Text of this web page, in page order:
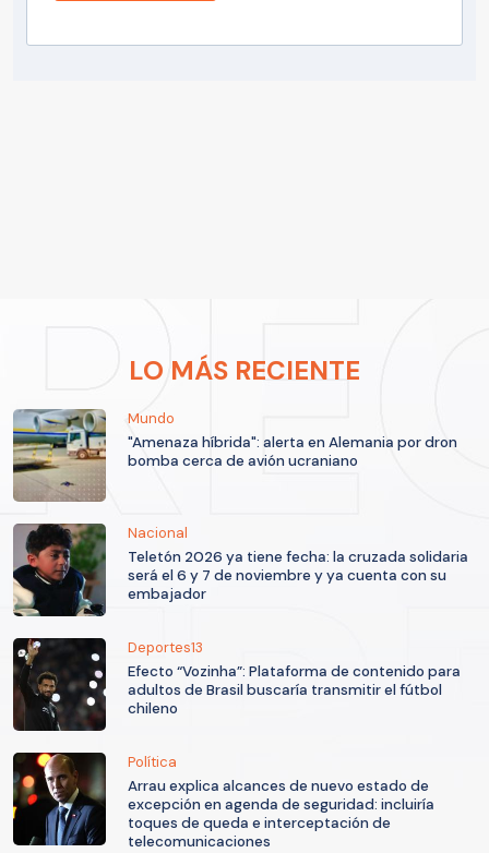
LO MÁS RECIENTE
Mundo
"Amenaza híbrida": alerta en Alemania por dron
bomba cerca de avión ucraniano
Nacional
Teletón 2026 ya tiene fecha: la cruzada solidaria
será el 6 y 7 de noviembre y ya cuenta con su
embajador
Deportes13
Efecto “Vozinha”: Plataforma de contenido para
adultos de Brasil buscaría transmitir el fútbol
chileno
Política
Arrau explica alcances de nuevo estado de
excepción en agenda de seguridad: incluiría
toques de queda e interceptación de
telecomunicaciones